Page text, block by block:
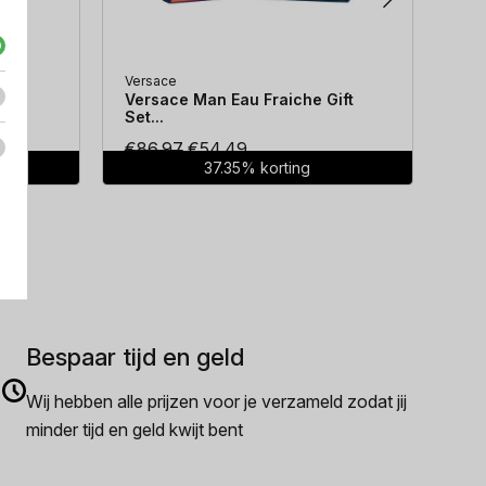
Versace
Versace Man Eau Fraiche Gift
Set...
€86.97Oorspronkelijke
prijs
€54.49Huidige
prijs
37.35% korting
Bespaar tijd en geld
Wij hebben alle prijzen voor je verzameld zodat jij
minder tijd en geld kwijt bent